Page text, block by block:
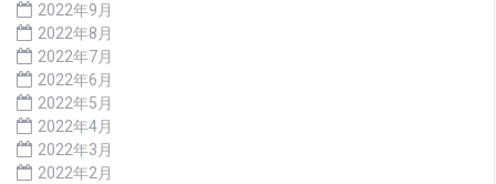
2022年9月
2022年8月
2022年7月
2022年6月
2022年5月
2022年4月
2022年3月
2022年2月